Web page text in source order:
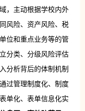
，主动根据学校内外
风险、资产风险、税
位和重点业务等的管
分类、分级风险评估
分析背后的体制机制
过管理制度化、制度
单化、表单信息化实